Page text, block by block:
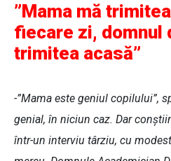
”Mama mă
fiecare zi, domnul
trimitea acasă”
-”Mama este geniul copilului”,
genial, în niciun caz. Dar
într-un interviu târziu, cu